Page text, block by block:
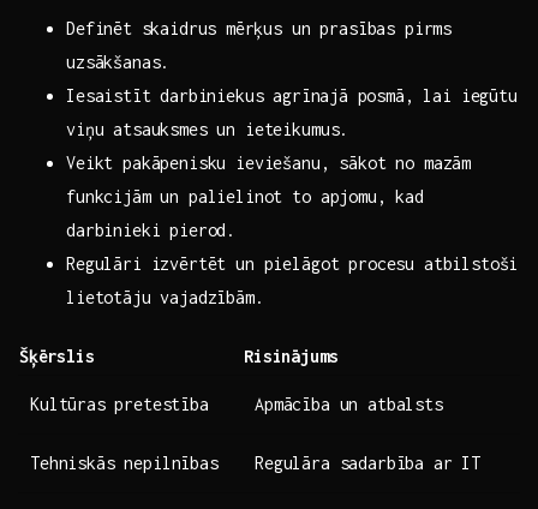
Definēt ⁢skaidrus ⁢mērķus un prasības pirms ​
uzsākšanas.
Iesaistīt ⁤darbiniekus⁤ agrīnajā ⁤posmā, lai iegūtu
viņu atsauksmes un ieteikumus.
Veikt pakāpenisku ieviešanu, sākot no mazām
funkcijām ‍un palielinot to ‌apjomu, kad
darbinieki pierod.
Regulāri izvērtēt un pielāgot procesu ‌atbilstoši
lietotāju vajadzībām.
Šķērslis Risinājums
Kultūras⁢ pretestība Apmācība ‍un atbalsts
Tehniskās nepilnības Regulāra sadarbība ar‌ IT